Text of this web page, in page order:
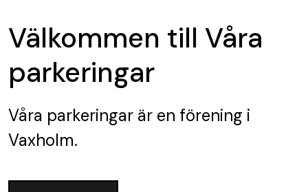
Välkommen till Våra
parkeringar
Våra parkeringar är en förening i
Vaxholm.